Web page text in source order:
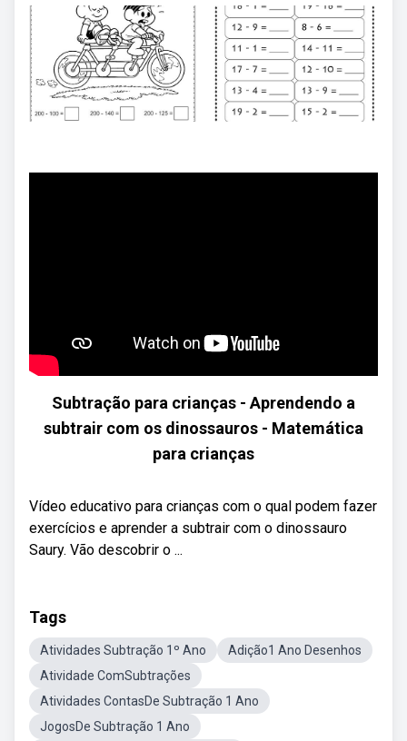
Subtração para crianças - Aprendendo a
subtrair com os dinossauros - Matemática
para crianças
Vídeo educativo para crianças com o qual podem fazer
exercícios e aprender a subtrair com o dinossauro
Saury. Vão descobrir o ...
Tags
Atividades Subtração 1º Ano
Adição1 Ano Desenhos
Atividade ComSubtrações
Atividades ContasDe Subtração 1 Ano
JogosDe Subtração 1 Ano